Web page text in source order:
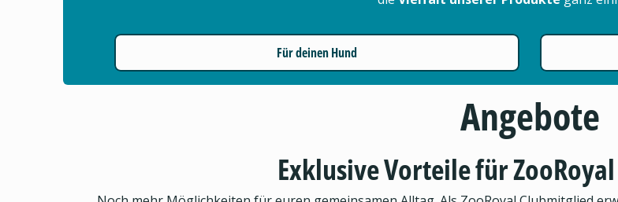
Für deinen Hund
Angebote
Exklusive Vorteile für